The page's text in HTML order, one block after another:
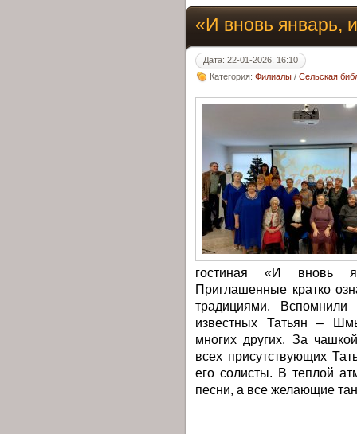
«И вновь январь,
Дата: 22-01-2026, 16:10
Категория: Филиалы / Сельская
гостиная «И вновь
Приглашенные кратко
традициями.
известных Татьян –
многих других. За
всех присутствующих
его солисты. В теплой
песни, а все желающие